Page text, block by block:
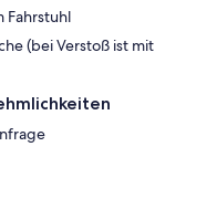
Fahrstuhl
(bei Verstoß ist mit